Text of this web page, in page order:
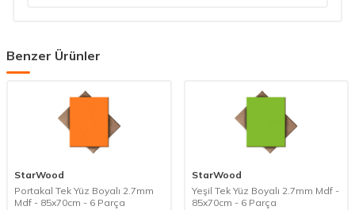
Benzer Ürünler
StarWood
Portakal Tek Yüz Boyalı 2.7mm
Mdf - 85x70cm - 6 Parça
StarWood
Yeşil Tek Yüz Boyalı 2.7mm Mdf -
85x70cm - 6 Parça